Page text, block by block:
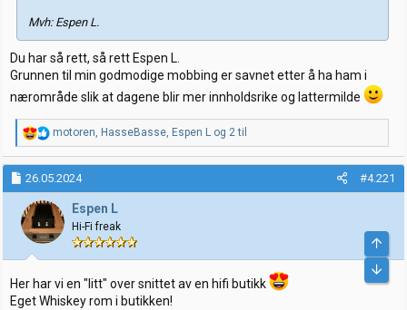
Mvh: Espen L.
Du har så rett, så rett Espen L.
Grunnen til min godmodige mobbing er savnet etter å ha ham i
nærområde slik at dagene blir mer innholdsrike og lattermilde
R
e
a
k
s
j
o
n
r
motoren, HasseBasse, Espen L og 2 til
26.05.2024 #4.221
Espen L
Hi-Fi freak
Her har vi en "litt" over snittet av en hifi butikk
Eget Whiskey rom i butikken!